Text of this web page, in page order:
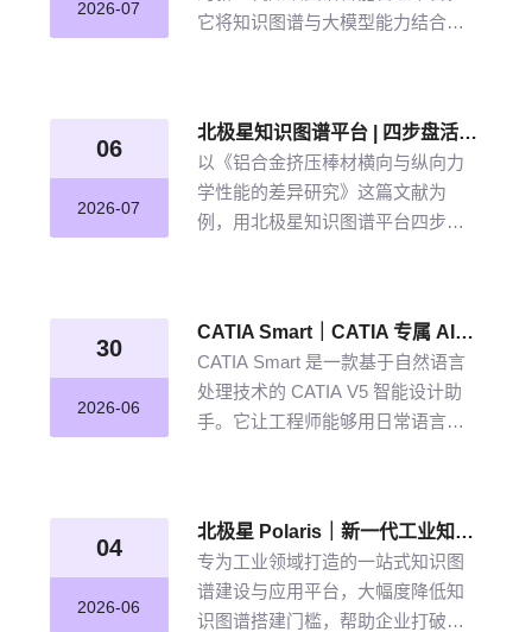
2026-07
它将知识图谱与大模型能力结合，
06
2026-07
北极星知识图谱平台 | 四步盘活航空材料全量文献
以《铝合金挤压棒材横向与纵向力
学性能的差异研究》这篇文献为
例，用北极星知识图谱平台四步盘
注、清洗的低效方式。
30
2026-06
CATIA Smart｜CATIA 专属 AI 智能体，说说话，AI 帮你建模
CATIA Smart 是一款基于自然语言
处理技术的 CATIA V5 智能设计助
手。它让工程师能够用日常语言描
04
2026-06
北极星 Polaris｜新一代工业知识图谱智能管理平台，点亮工业知识智能之路
专为工业领域打造的一站式知识图
谱建设与应用平台，大幅度降低知
识图谱搭建门槛，帮助企业打破数